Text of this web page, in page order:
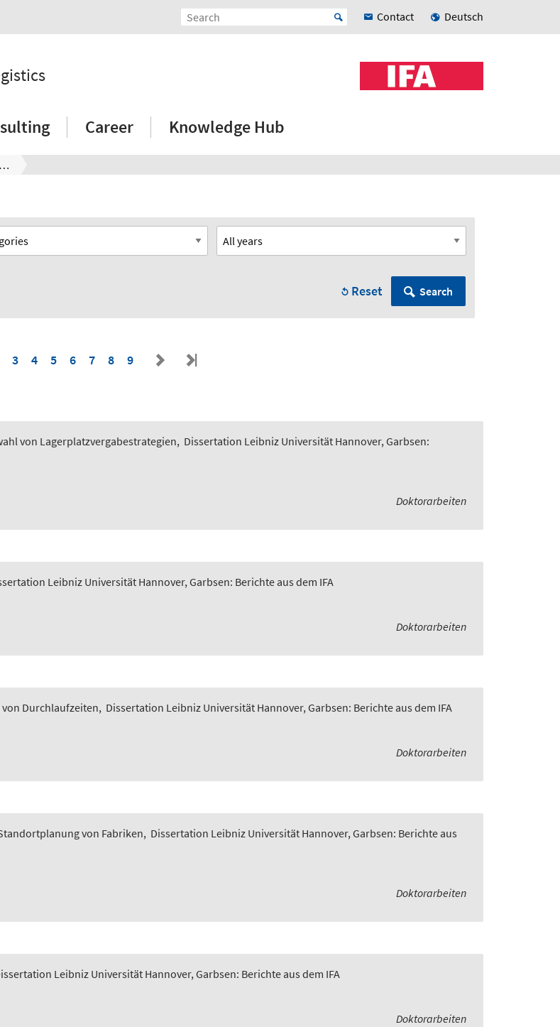
Contact Deutsch
Career Knowledge Hub
Ermittlung von Durchlaufzeiten in der Werkstattfertigung aus Daten des Fertigungsprogrammes mit Hilfe der Warteschlangentheorie
Reset Search
3 4 5 6 7 8
9
von Lagerplatzvergabestrategien, Dissertation Leibniz Universität Hannover, Garbsen:
Doktorarbeiten
Leibniz Universität Hannover, Garbsen: Berichte aus dem IFA
Doktorarbeiten
Durchlaufzeiten, Dissertation Leibniz Universität Hannover, Garbsen: Berichte aus dem IFA
Doktorarbeiten
von Fabriken, Dissertation Leibniz Universität Hannover, Garbsen: Berichte aus
Doktorarbeiten
Leibniz Universität Hannover, Garbsen: Berichte aus dem IFA
Doktorarbeiten